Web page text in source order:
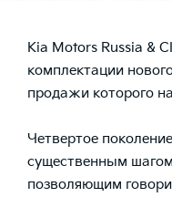
Kia Motors Russia &
комплектации
продажи которого
Четвертое
существенным
позволяющим